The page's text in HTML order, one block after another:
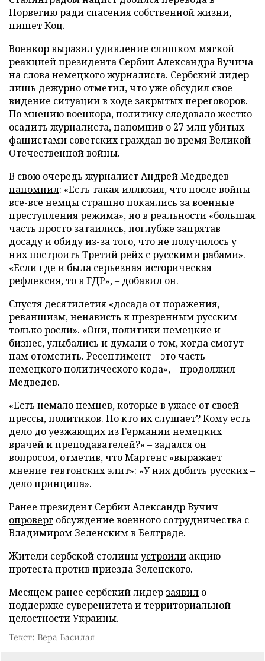
Норвегию ради спасения собственной жизни,
пишет Коц.
Военкор выразил удивление слишком мягкой
реакцией президента Сербии Александра Вучича
на слова немецкого журналиста. Сербский лидер
лишь дежурно отметил, что уже обсудил свое
видение ситуации в ходе закрытых переговоров.
По мнению военкора, политику следовало жестко
осадить журналиста, напомнив о 27 млн убитых
фашистами советских граждан во время Великой
Отечественной войны.
В свою очередь журналист Андрей Медведев
напомнил: «Есть такая иллюзия, что после войны
все-все немцы страшно покаялись за военные
преступления режима», но в реальности «большая
часть просто затаились, поглубже запрятав
досаду и обиду из-за того, что не получилось у
них построить Третий рейх с русскими рабами».
«Если где и была серьезная историческая
рефлексия, то в ГДР», – добавил он.
Спустя десятилетия «досада от поражения,
реваншизм, ненависть к презренным русским
только росли». «Они, политики немецкие и
бизнес, улыбались и думали о том, когда смогут
нам отомстить. Ресентимент – это часть
немецкого политического кода», – продолжил
Медведев.
«Есть немало немцев, которые в ужасе от своей
прессы, политиков. Но кто их слушает? Кому есть
дело до уезжающих из Германии немецких
врачей и преподавателей?» – задался он
вопросом, отметив, что Мартенс «выражает
мнение тевтонских элит»: «У них добить русских –
дело принципа».
Ранее президент Сербии Александр Вучич
опроверг обсуждение военного сотрудничества с
Владимиром Зеленским в Белграде.
Жители сербской столицыустроили акцию
протеста против приезда Зеленского.
Месяцем ранее сербский лидер заявил о
поддержке суверенитета и территориальной
целостности Украины.
Текст: Вера Басилая